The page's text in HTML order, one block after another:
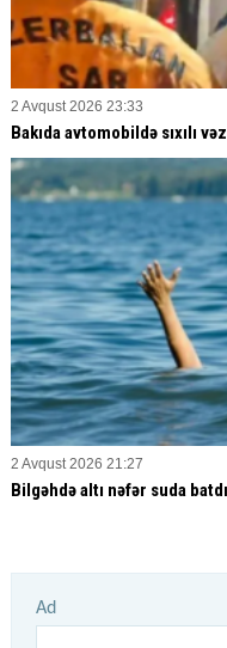
2 Avqust 2026 23:33
Bakıda avtomobildə sıxılı
2 Avqust 2026 21:27
Bilgəhdə altı nəfər suda
Ad